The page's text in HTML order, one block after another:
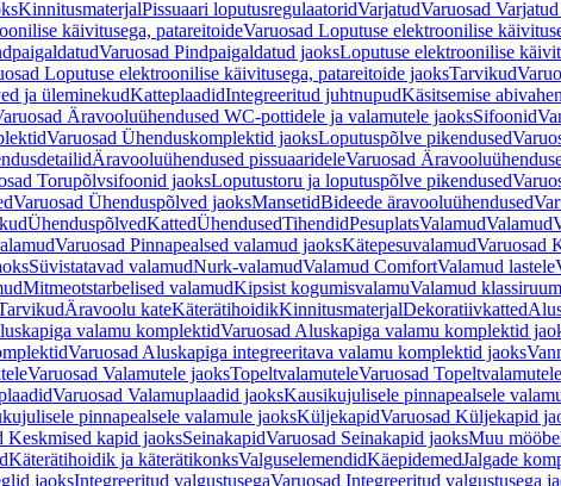
KinnitusmaterjalPissuaari loputusregulaatoridVarjatudVaruosad
käivitusega, patareitoideVaruosad Loputuse elektroonilise
Varuosad Pindpaigaldatud jaoksLoputuse elektroonilise
Loputuse elektroonilise käivitusega, patareitoide jaoksTarvikud
ja üleminekudKatteplaadidIntegreeritud juhtnupudKäsitsemise
Äravooluühendused WC-pottidele ja valamutele jaoksSifoonid
Varuosad Ühenduskomplektid jaoksLoputuspõlve pikendused
Äravooluühendused pissuaarideleVaruosad
Torupõlvsifoonid jaoksLoputustoru ja loputuspõlve pikendused
Varuosad Ühenduspõlved jaoksMansetidBideede äravooluühendused
ÜhenduspõlvedKattedÜhendusedTihendidPesuplatsValamudValamud
Varuosad Pinnapealsed valamud jaoksKätepesuvalamudVaruosad
Süvistatavad valamudNurk-valamudValamud ComfortValamud lastele
Mitmeotstarbelised valamudKipsist kogumisvalamuValamud
Äravoolu kateKäterätihoidikKinnitusmaterjalDekoratiivkatted
valamu komplektidVaruosad Aluskapiga valamu komplektid
Varuosad Aluskapiga integreeritava valamu komplektid jaoks
Varuosad Valamutele jaoksTopeltvalamuteleVaruosad
Varuosad Valamuplaadid jaoksKausikujulisele pinnapealsele
pinnapealsele valamule jaoksKüljekapidVaruosad Küljekapid
Keskmised kapid jaoksSeinakapidVaruosad Seinakapid jaoksMuu
Käterätihoidik ja käterätikonksValguselemendidKäepidemedJalgade
jaoksIntegreeritud valgustusegaVaruosad Integreeritud valgustusega